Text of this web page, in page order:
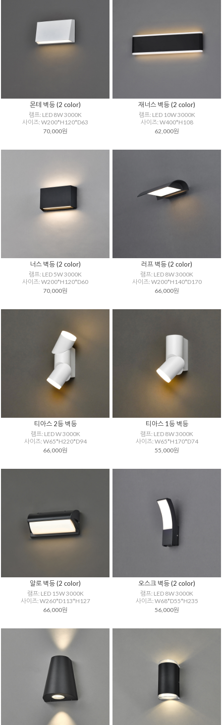
몬테 벽등 (2 color)
램프: LED 8W 3000K
사이즈: W200*H120*D63
70,000원
재너스 벽등 (2 color)
램프: LED 10W 3000K
사이즈: W400*H108
62,000원
너스 벽등 (2 color)
램프: LED 5W 3000K
사이즈: W200*H120*D60
70,000원
러프 벽등 (2 color)
램프: LED 8W 3000K
사이즈: W200*H140*D170
66,000원
티아스 2등 벽등
램프: LED W 3000K
사이즈: W65*H220*D94
66,000원
티아스 1등 벽등
램프: LED 8W 3000K
사이즈: W65*H170*D74
55,000원
알로 벽등 (2 color)
램프: LED 15W 3000K
사이즈: W260*D113*H127
66,000원
오스크 벽등 (2 color)
램프: LED 8W 3000K
사이즈: W68*D55*H235
56,000원